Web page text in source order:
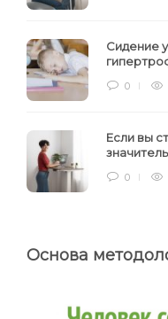
Сидение
0
Если вы
0
Основа